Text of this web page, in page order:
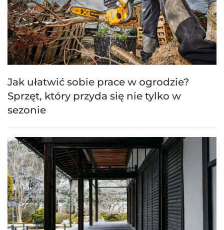
Jak ułatwić sobie prace w ogrodzie?
Sprzęt, który przyda się nie tylko w
sezonie